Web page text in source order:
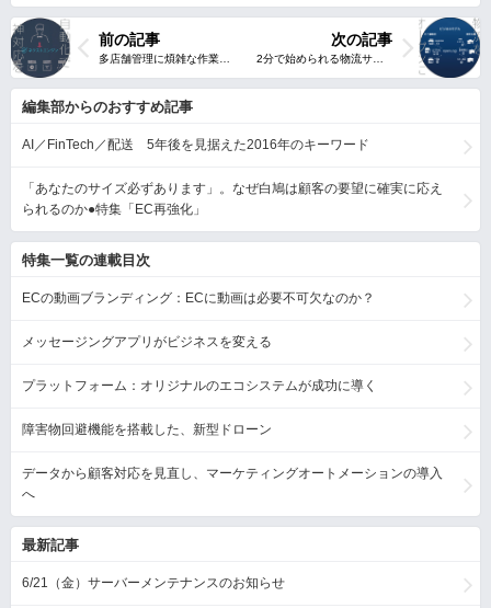
次の記事
前の記事
編集部からのおすすめ記事
AI／FinTech／配送 5年後を見据えた2016年のキーワード
「あなたのサイズ必ずあります」。なぜ白鳩は顧客の要望に確実に応え
られるのか●特集「EC再強化」
特集一覧の連載目次
ECの動画ブランディング：ECに動画は必要不可欠なのか？
メッセージングアプリがビジネスを変える
プラットフォーム：オリジナルのエコシステムが成功に導く
障害物回避機能を搭載した、新型ドローン
データから顧客対応を見直し、マーケティングオートメーションの導入
へ
最新記事
6/21（金）サーバーメンテナンスのお知らせ